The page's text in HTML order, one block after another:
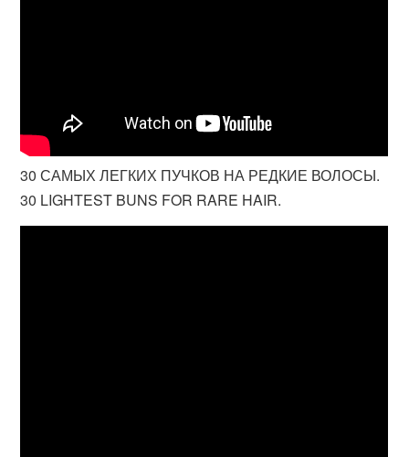
30 САМЫХ ЛЕГКИХ ПУЧКОВ НА РЕДКИЕ ВОЛОСЫ.
30 LIGHTEST BUNS FOR RARE HAIR.